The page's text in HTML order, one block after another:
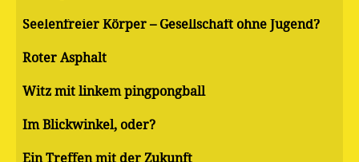
Seelenfreier Körper – Gesellschaft ohne Jugend?
Roter Asphalt
Witz mit linkem pingpongball
Im Blickwinkel, oder?
Ein Treffen mit der Zukunft